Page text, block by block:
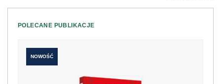
POLECANE PUBLIKACJE
NOWOŚĆ